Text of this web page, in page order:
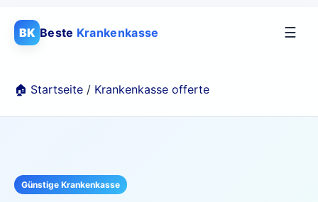
BK Beste Krankenkasse ☰
🏠 Startseite / Krankenkasse offerte
Günstige Krankenkasse